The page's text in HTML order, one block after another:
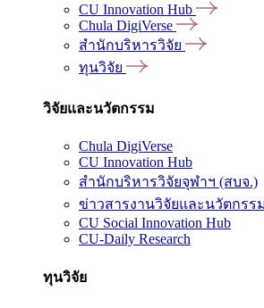
CU Innovation Hub
Chula DigiVerse
สำนักบริหารวิจัย
ทุนวิจัย
วิจัยและนวัตกรรม
Chula DigiVerse
CU Innovation Hub
สำนักบริหารวิจัยจุฬาฯ (สบจ.)
ข่าวสารงานวิจัยและนวัตกรรม
CU Social Innovation Hub
CU-Daily Research
ทุนวิจัย